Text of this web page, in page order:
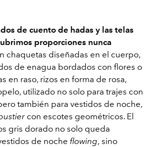
de cuento de hadas y las telas
proporciones nunca
chaquetas diseñadas en el cuerpo,
de enagua bordados con flores o
en raso, rizos en forma de rosa,
utilizado no solo para trajes con
también para vestidos de noche,
con escotes geométricos. El
gris dorado no solo queda
de noche flowing, sino